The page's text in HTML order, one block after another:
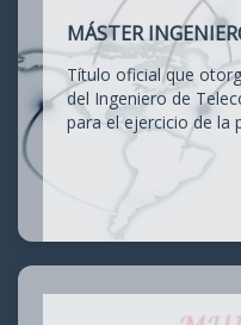
MÁSTER
Título oficial que
del Ingeniero de
para el ejercicio de la